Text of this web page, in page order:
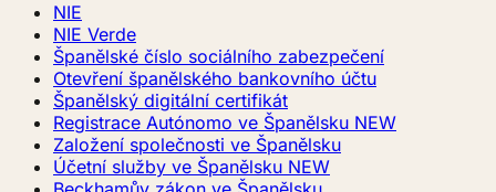
NIE
NIE Verde
Španělské číslo sociálního zabezpečení
Otevření španělského bankovního účtu
Španělský digitální certifikát
Registrace Autónomo ve Španělsku NEW
Založení společnosti ve Španělsku
Účetní služby ve Španělsku NEW